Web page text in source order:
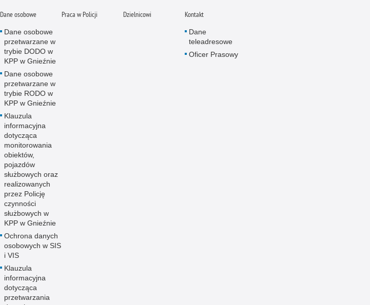
Dane osobowe
Dane osobowe
przetwarzane w
trybie DODO w
KPP w Gnieźnie
Dane osobowe
przetwarzane w
trybie RODO w
KPP w Gnieźnie
Klauzula
informacyjna
dotycząca
monitorowania
obiektów,
pojazdów
służbowych oraz
realizowanych
przez Policję
czynności
służbowych w
KPP w Gnieźnie
Ochrona danych
osobowych w SIS
i VIS
Klauzula
informacyjna
dotycząca
przetwarzania
Praca w Policji Dzielnicowi Kontakt
Dane
teleadresowe
Oficer Prasowy